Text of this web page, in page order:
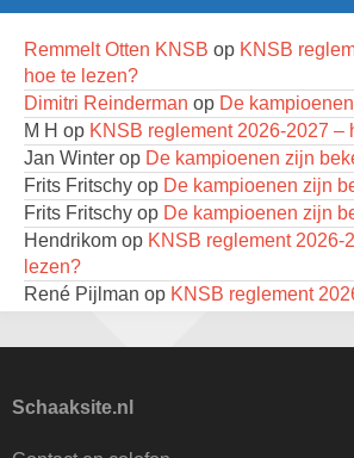
Persoonlijk Kampioenschap RSB/
18 augustus 2026 · Rotterdam
Mat op ‘t Wad
22 augustus 2026 · Den Burg, Texel
Simultaan The Butcher
22 augustus 2026 · Utrecht
Open 6e Senioren-50+ Zomer-
22 augustus 2026 · Udenhout, Gemeente Tilburg
2e Utrechts kroegloperstoernooi
23 augustus 2026 · Udenhout, Gemeente Tilburg
Remmelt Otten KNSB op KNSB
hoe te lezen?
Dimitri Reinderman op De
M H op KNSB reglement 2026-2027 –
Jan Winter op De kampioenen zijn
Frits Fritschy op De kampioenen zijn
Frits Fritschy op De kampioenen zijn
Hendrikom op KNSB reglement 2026-
lezen?
René Pijlman op KNSB reglement
Bert HollanderopKNSB reglement
Dimitri Reinderman
Schaaksite.nl